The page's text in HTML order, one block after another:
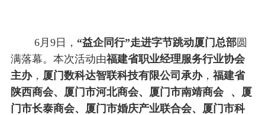
6月9日， “益企同行”走进字节跳动厦门总部圆
满落幕。本次活动由福建省职业经理服务行业协会
主办， 厦门数科达智联科技有限公司承办， 福建省
陕西商会、厦门市河北商会、
厦门市南靖商会
、厦
门市长泰商会、厦门市婚庆产业联合会、厦门市科